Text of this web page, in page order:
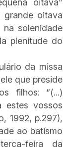
grande oitava
solenidade
plenitude do
da missa
que preside
filhos: “(...)
vossos
1992, p.297),
ao batismo
feira da